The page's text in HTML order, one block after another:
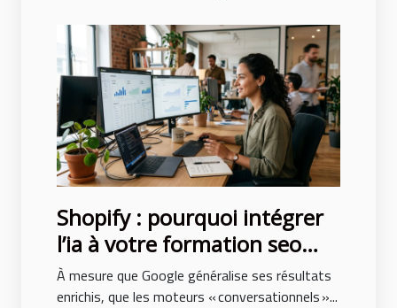
Shopify : pourquoi intégrer
l’ia à votre formation seo
n’est plus optionnel
À mesure que Google généralise ses résultats
enrichis, que les moteurs « conversationnels »...